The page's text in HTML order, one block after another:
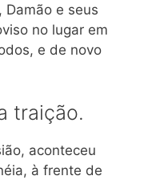
Damão e seus
no lugar em
e de novo
traição.
aconteceu
à frente de